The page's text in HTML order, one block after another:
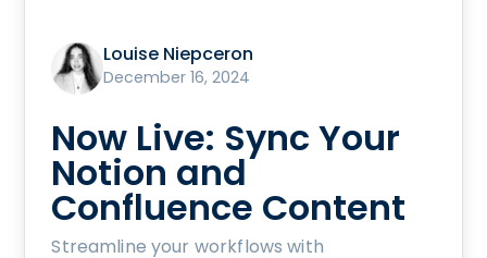
Louise Niepceron
December 16, 2024
Now Live: Sync Your
Notion and
Confluence Content
Streamline your workflows with